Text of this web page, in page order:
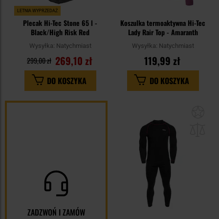
LETNIA WYPRZEDAŻ
Plecak Hi-Tec Stone 65 l -
Black/High Risk Red
Wysyłka: Natychmiast
269,10 zł
299,00 zł
DO KOSZYKA
Koszulka termoaktywna Hi-Tec
Lady Rair Top - Amaranth
Wysyłka: Natychmiast
119,99 zł
DO KOSZYKA
ZADZWOŃ I ZAMÓW